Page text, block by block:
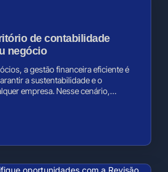
de contabilidade
negócio
a gestão financeira eficiente é
a sustentabilidade e o
empresa. Nesse cenário,…